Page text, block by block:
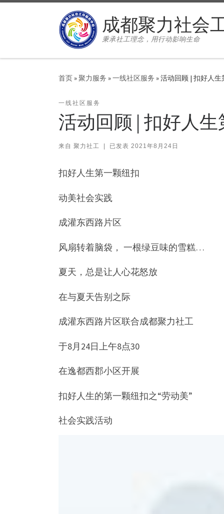
成都聚力社会
秉承社工理念，用行动影响生命
首页»聚力服务 »一线社区服务 »活动回顾 | 扣好人
一线社区服务
活动回顾 | 扣好人
来自 聚力社工 已发表 2021年8月24日
扣好人生第一颗纽扣
动美社会实践
成灌东西路片区
风扇转着脑袋， 一根绿豆味的雪糕…
夏天，总是让人心花怒放
在与夏天告别之际
成灌东西路片区联合成都聚力社工
于8月24日上午8点30
在逸都西郡小区开展
扣好人生的第一颗纽扣之“劳动美”
社会实践活动